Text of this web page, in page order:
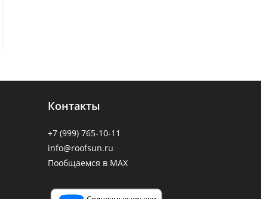
Контакты
+7 (999) 765-10-11
info@roofsun.ru
Пообщаемся в MAX